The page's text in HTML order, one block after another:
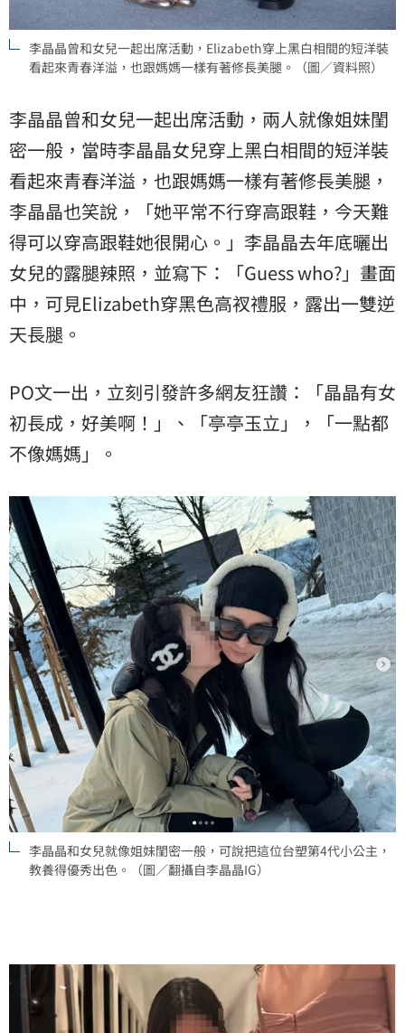
李晶晶曾和女兒一起出席活動，Elizabeth穿上黑白相間的短洋裝
看起來青春洋溢，也跟媽媽一樣有著修長美腿。（圖／資料照）
李晶晶曾和女兒一起出席活動，兩人就像姐妹閨
密一般，當時李晶晶女兒穿上黑白相間的短洋裝
看起來青春洋溢，也跟媽媽一樣有著修長美腿，
李晶晶也笑說，「她平常不行穿高跟鞋，今天難
得可以穿高跟鞋她很開心。」李晶晶去年底曬出
女兒的露腿辣照，並寫下：「Guess who?」畫面
中，可見Elizabeth穿黑色高衩禮服，露出一雙逆
天長腿。
PO文一出，立刻引發許多網友狂讚：「晶晶有女
初長成，好美啊！」、「亭亭玉立」，「一點都
不像媽媽」。
李晶晶和女兒就像姐妹閨密一般，可說把這位台塑第4代小公主，
教養得優秀出色。（圖／翻攝自李晶晶IG）